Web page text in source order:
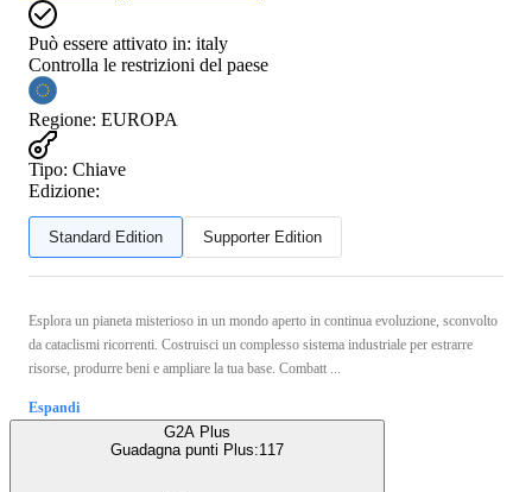
Può essere attivato in: italy
Controlla le restrizioni del paese
Regione: EUROPA
Tipo: Chiave
Edizione:
Standard Edition Supporter Edition
Esplora un pianeta misterioso in un mondo aperto in continua evoluzione, sconvolto
da cataclismi ricorrenti. Costruisci un complesso sistema industriale per estrarre
risorse, produrre beni e ampliare la tua base. Combatt ...
Espandi
G2A Plus
Guadagna punti Plus:117